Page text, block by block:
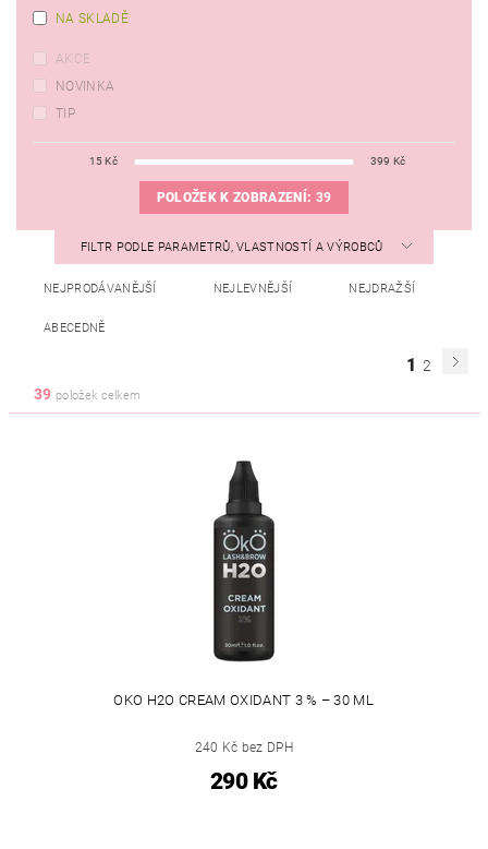
NA SKLADĚ
AKCE
NOVINKA
TIP
15Kč 399 Kč
POLOŽEK K ZOBRAZENÍ: 39
FILTR PODLE PARAMETRŮ, VLASTNOSTÍ A VÝROBCŮ
NEJPRODÁVANĚJŠÍ NEJLEVNĚJŠÍ NEJDRAŽŠÍ
ABECEDNĚ
1 2
39 položek celkem
OKO H2O CREAM OXIDANT 3 % – 30 ML
240 Kč bez DPH
290 Kč